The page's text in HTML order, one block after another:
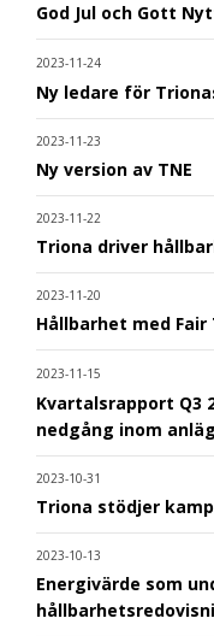
God Jul och Gott
2023-11-24
Ny ledare för
2023-11-23
Ny version av TNE
2023-11-22
Triona driver
2023-11-20
Hållbarhet med
2023-11-15
Kvartalsrapport Q3
nedgång inom
2023-10-31
Triona stödjer
2023-10-13
Energivärde som